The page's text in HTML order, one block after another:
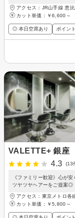
アクセス：JR山手線 恵
カット単価： ￥6,600～
◎ 本日空席あり ポイン
VALETTE+ 銀座
4.3
(13
《ファミリー歓迎》心が
ツヤツヤヘアーをご提案◎
アクセス：東京メトロ
カット単価： ￥5,800～